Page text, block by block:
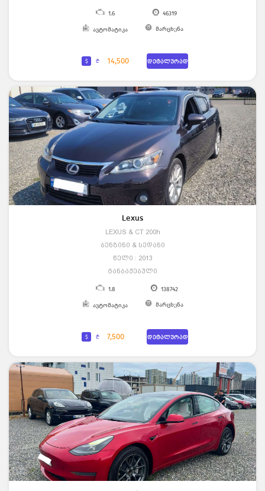
1.6 46319
ავტომატიკა მარცხენა
$ ₾ 14,500 დეტალურად
Lexus
LEXUS & CT 200h
ბენზინი & სედანი
წელი : 2013
განბაჟებული
1.8 138742
ავტომატიკა მარცხენა
$ ₾ 7,500 დეტალურად